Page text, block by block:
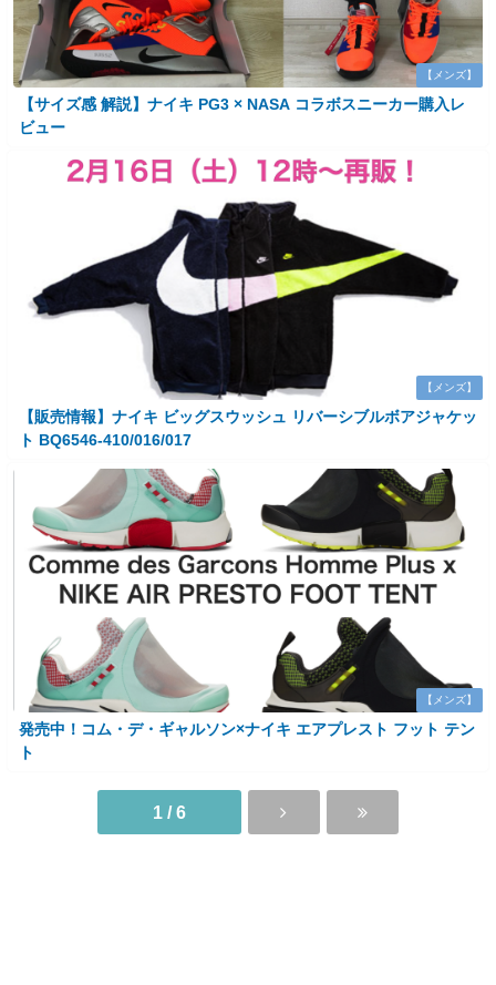
【メンズ】
【サイズ感 解説】ナイキ PG3 × NASA コラボスニーカー購入レ
ビュー
【メンズ】
【販売情報】ナイキ ビッグスウッシュ リバーシブルボアジャケッ
ト BQ6546-410/016/017
【メンズ】
発売中！コム・デ・ギャルソン×ナイキ エアプレスト フット テン
ト
1 / 6